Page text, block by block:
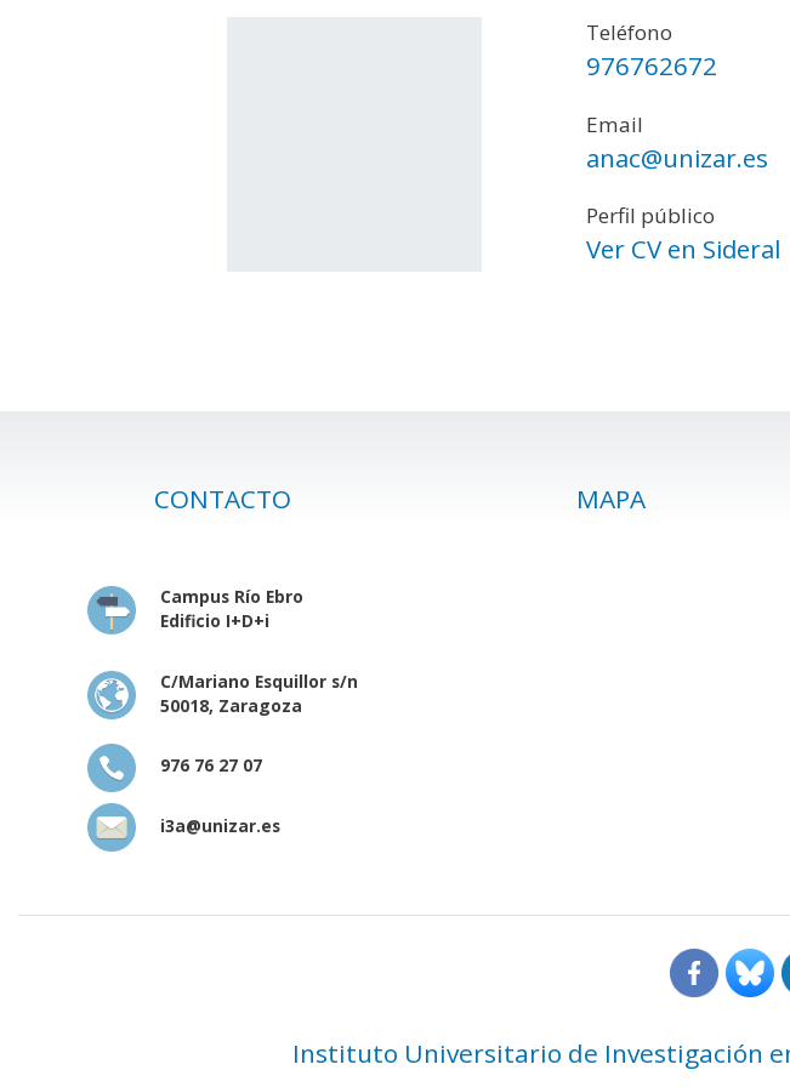
Teléfono
976762672
Email
anac@unizar.es
Perfil público
Ver CV en Sideral
CONTACTO
Campus Río Ebro
Edificio I+D+i
C/Mariano Esquillor s/n
50018, Zaragoza
976 76 27 07
i3a@unizar.es
MAPA
Instituto Universitario de Investigación